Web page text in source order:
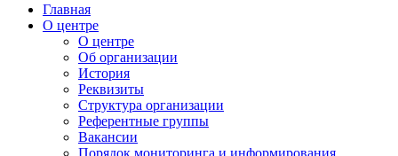
Главная
О центре
О центре
Об организации
История
Реквизиты
Структура организации
Референтные группы
Вакансии
Порядок мониторинга и информирования